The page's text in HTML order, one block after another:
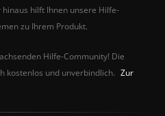
hilft Ihnen unsere Hilfe-
zu Ihrem Produkt.
Hilfe-Community! Die
kostenlos und unverbindlich. Zur